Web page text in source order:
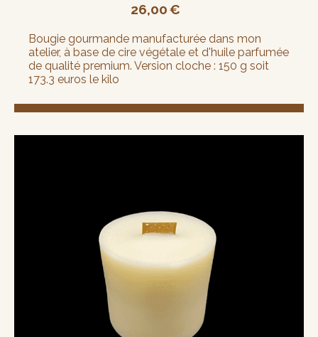
26,00€
Bougie gourmande manufacturée dans mon
atelier, à base de cire végétale et d'huile parfumée
de qualité premium. Version cloche : 150 g soit
173.3 euros le kilo